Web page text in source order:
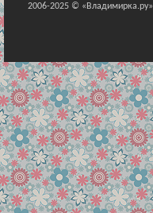
2006-2025 © «Владимирка.ру»